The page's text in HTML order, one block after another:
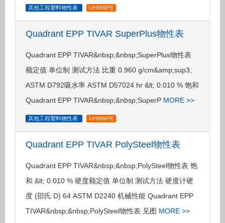
其他工程塑料物性表 UHMWPE
Quadrant EPP TIVAR SuperPlus物性表
Quadrant EPP TIVAR&nbsp;&nbsp;SuperPlus物性表
额定值 单位制 测试方法 比重 0.960 g/cm&amp;sup3;
ASTM D792吸水率 ASTM D57024 hr &lt; 0.010 % 饱和
Quadrant EPP TIVAR&nbsp;&nbsp;SuperP MORE >>
其他工程塑料物性表 UHMWPE
Quadrant EPP TIVAR PolySteel物性表
Quadrant EPP TIVAR&nbsp;&nbsp;PolySteel物性表 饱
和 &lt; 0.010 % 硬度额定值 单位制 测试方法 硬度计硬
度 (邵氏 D) 64 ASTM D2240 机械性能 Quadrant EPP
TIVAR&nbsp;&nbsp;PolySteel物性表 见图 MORE >>